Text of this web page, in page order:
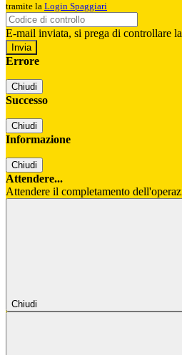
tramite la Login Spaggiari
E-mail inviata, si prega di controllare
Errore
Chiudi
Successo
Chiudi
Informazione
Chiudi
Attendere...
Attendere il completamento
Chiudi